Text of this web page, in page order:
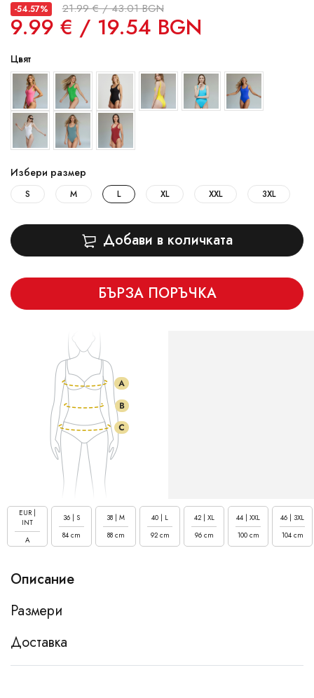
-54.57% 21.99 € / 43.01 BGN
9.99 € / 19.54 BGN
Цвят
Избери размер
S M L XL XXL 3XL
Добави в количката
БЪРЗА ПОРЪЧКА
EUR |
INT
A
36 | S
84 cm
38 | M
88 cm
40 | L
92 cm
42 | XL
96 cm
44 | XXL
100 cm
46 | 3XL
104 cm
Описание
Размери
Доставка